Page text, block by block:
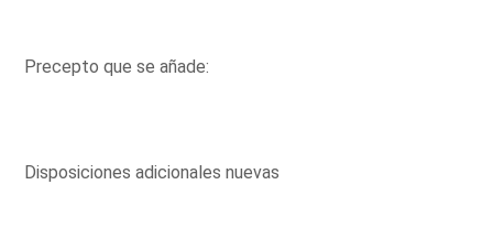
Precepto que se añade:
Disposiciones adicionales nuevas